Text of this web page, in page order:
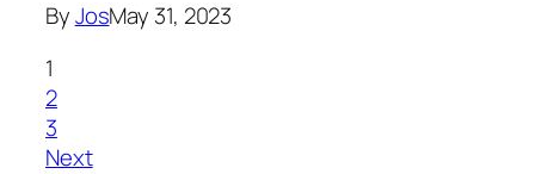
ByJosMay 31, 2023
1
2
3
Next